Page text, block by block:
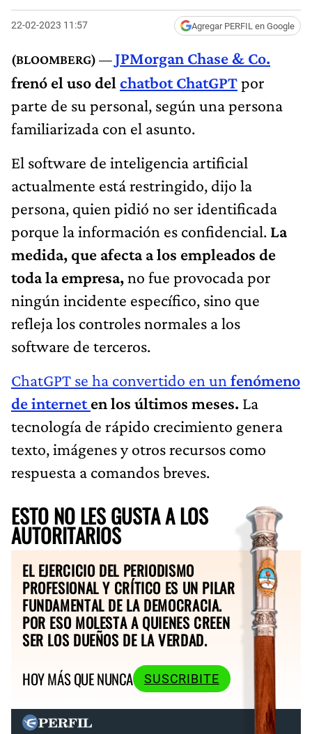
22-02-2023 11:57 Agregar PERFIL en Google
JPMorgan Chase & Co.
frenó el uso del chatbot ChatGPTpor
parte de su personal, según una persona
familiarizada con el asunto.
El software de inteligencia artificial
actualmente está restringido, dijo la
persona, quien pidió no ser identificada
porque la información es confidencial. La
medida, que afecta a los empleados de
toda la empresa,no fue provocada por
ningún incidente específico, sino que
refleja los controles normales a los
software de terceros.
ChatGPT se ha convertido en un fenómeno
de interneten los últimos meses. La
tecnología de rápido crecimiento genera
texto, imágenes y otros recursos como
respuesta a comandos breves.
ESTO NO LES GUSTA A LOS
AUTORITARIOS
EL EJERCICIO DEL PERIODISMO
PROFESIONAL Y CRÍTICO ES UN PILAR
FUNDAMENTAL DE LA DEMOCRACIA.
POR ESO MOLESTA A QUIENES CREEN
SER LOS DUEÑOS DE LA VERDAD.
HOY MÁS QUE NUNCA
SUSCRIBITE